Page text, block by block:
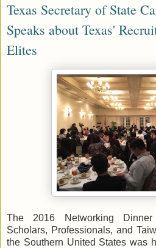
Texas Secretary of State
Speaks about Texas'
Elites
The 2016 Networking
Scholars, Professionals, and
the Southern United States was